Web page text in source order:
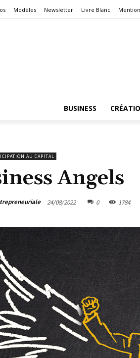
Modèles Newsletter Livre Blanc
BUSINESS
AU CAPITAL
Angels
24/08/2022 0 1784